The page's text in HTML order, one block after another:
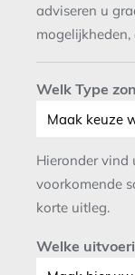
adviseren u
Welk Type
Hieronder vind
voorkomende
korte uitleg.
Welke